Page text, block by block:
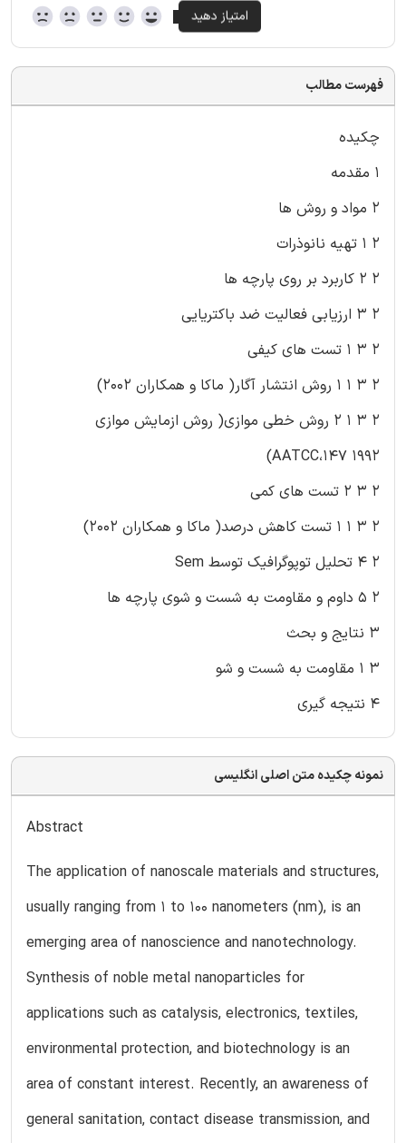
فهرست مطالب
چکیده
۱ مقدمه
۲ مواد و روش ها
۲ ۱ تهیه نانوذرات
۲ ۲ کاربرد بر روی پارچه ها
۲ ۳ ارزیابی فعالیت ضد باکتریایی
۲ ۳ ۱ تست های کیفی
۲ ۳ ۱ ۱ روش انتشار آگار( ماکا و همکاران ۲۰۰۲)
۲ ۳ ۱ ۲ روش خطی موازی( روش ازمایش موازی
AATCC،۱۴۷ ۱۹۹۲)
۲ ۳ ۲ تست های کمی
۲ ۳ ۱ ۱ تست کاهش درصد( ماکا و همکاران ۲۰۰۲)
۲ ۴ تحلیل توپوگرافیک توسط Sem
۲ ۵ داوم و مقاومت به شست و شوی پارچه ها
۳ نتایج و بحث
۳ ۱ مقاومت به شست و شو
۴ نتیجه گیری
نمونه چکیده متن اصلی انگلیسی
Abstract
The application of nanoscale materials and structures,
usually ranging from 1 to 100 nanometers (nm), is an
emerging area of nanoscience and nanotechnology.
Synthesis of noble metal nanoparticles for
applications such as catalysis, electronics, textiles,
environmental protection, and biotechnology is an
area of constant interest. Recently, an awareness of
general sanitation, contact disease transmission, and